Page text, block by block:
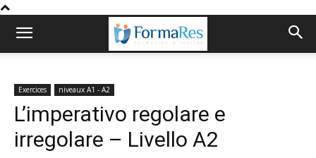
Exercices niveaux A1 - A2
L’imperativo regolare e
irregolare – Livello A2